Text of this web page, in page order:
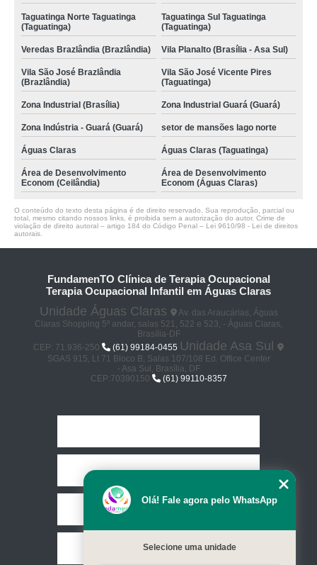
Taguatinga Norte Taguatinga
(Taguatinga)
Taguatinga Sul Taguatinga
(Taguatinga)
Veredas Brazlândia (Brazlândia) Vila Planalto (Brasília - Asa Sul)
Vila São José Brazlândia
(Brazlândia)
Vila São José Vicente Pires
(Taguatinga)
Zona Industrial (Brasília) Zona Industrial Guará (Guará)
Zona Indústria - Guará (Guará) setor de mansões lago norte
Águas Claras Águas Claras (Taguatinga)
Área de Desenvolvimento
Econom (Ceilândia)
Área de Desenvolvimento
Econom (Águas Claras)
O conteúdo do texto desta página é de direito reservado. Sua reprodução, parcial ou
total, mesmo citando nossos links, é proibida sem a autorização do autor. Crime de
violação de direito autoral – artigo 184 do Código Penal – Lei 9610/98 - Lei de direitos
autorais
FundamenTO Clínica de Terapia Ocupacional
Terapia Ocupacional Infantil em Águas Claras
Unidade Águas Claras
Av. das Araucárias, Águas
Claras Shopping 5º andar, salas 521, 522 e 523, - Águas Claras,
Brasília-DF
CEP: 71.936-250
(61) 99184-0455 Unidade Asa Sul
SGAS 915, Lt 71 Bloco B, Salas 107/108 Ed. Office Center
- Asa Sul, Brasília, DF
CEP:70390150
(61) 99110-8357
Empresa
Serviços
Olá! Fale agora pelo WhatsApp
Selecione uma unidade